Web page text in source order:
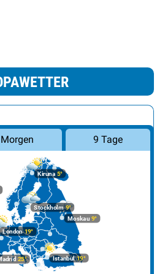
Morgen 9 Tage
Kiruna 5°
Stockholm9°
25° Istanbul19°
London19°
Moskau 9°